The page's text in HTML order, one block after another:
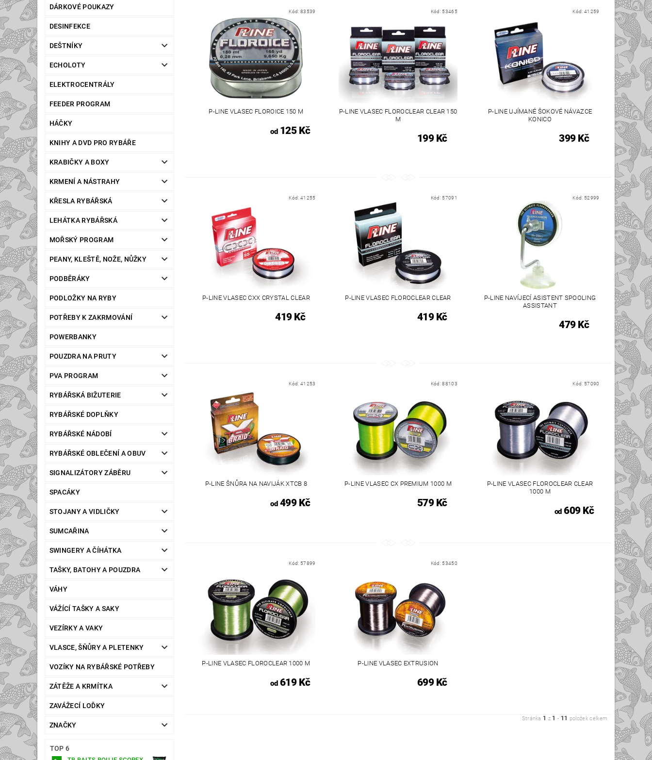
DÁRKOVÉ POUKAZY
DESINFEKCE
DEŠTNÍKY
ECHOLOTY
ELEKTROCENTRÁLY
FEEDER PROGRAM
HÁČKY
KNIHY A DVD PRO RYBÁŘE
KRABIČKY A BOXY
KRMENÍ A NÁSTRAHY
KŘESLA RYBÁŘSKÁ
LEHÁTKA RYBÁŘSKÁ
MOŘSKÝ PROGRAM
PEANY, KLEŠTĚ, NOŽE, NŮŽKY
PODBĚRÁKY
PODLOŽKY NA RYBY
POTŘEBY K ZAKRMOVÁNÍ
POWERBANKY
POUZDRA NA PRUTY
PVA PROGRAM
RYBÁŘSKÁ BIŽUTERIE
RYBÁŘSKÉ DOPLŇKY
RYBÁŘSKÉ NÁDOBÍ
RYBÁŘSKÉ OBLEČENÍ A OBUV
SIGNALIZÁTORY ZÁBĚRU
SPACÁKY
STOJANY A VIDLIČKY
SUMCAŘINA
SWINGERY A ČÍHÁTKA
TAŠKY, BATOHY A POUZDRA
VÁHY
VÁŽÍCÍ TAŠKY A SAKY
VEZÍRKY A VAKY
VLASCE, ŠŇŮRY A PLETENKY
VOZÍKY NA RYBÁŘSKÉ POTŘEBY
ZÁTĚŽE A KRMÍTKA
ZAVÁŽECÍ LOĎKY
ZNAČKY
TOP 6
Kód: 83539
P-LINE VLASEC FLOROICE 150 M
od125 Kč
Kód: 53465
P-LINE VLASEC FLOROCLEAR CLEAR 150
M
199 Kč
Kód:41259
P-LINE UJÍMANÉ ŠOKOVÉ NÁVAZCE
KONICO
399 Kč
Kód: 41255
P-LINE VLASEC CXX CRYSTAL CLEAR
419 Kč
Kód: 57091
P-LINE VLASEC FLOROCLEAR CLEAR
419 Kč
Kód: 52999
P-LINE NAVÍJECÍ ASISTENT SPOOLING
ASSISTANT
479 Kč
Kód: 41253
P-LINE ŠNŮRA NA NAVIJÁK XTCB 8
od499 Kč
Kód:88103
P-LINE VLASEC CX PREMIUM 1000 M
579 Kč
Kód: 57090
P-LINE VLASEC FLOROCLEAR CLEAR
1000 M
od609 Kč
Kód: 57899
P-LINE VLASEC FLOROCLEAR 1000 M
od619 Kč
Kód: 53450
P-LINE VLASEC EXTRUSION
699 Kč
Stránka 1 z 1 - 11 položek celkem